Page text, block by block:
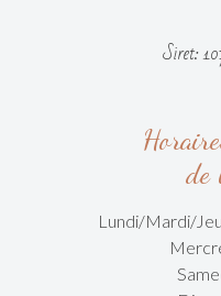
Siret:
de
Lundi/Mardi/